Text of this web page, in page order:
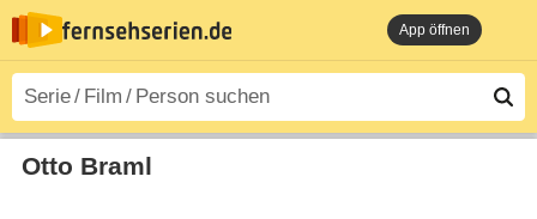
App öffnen
Otto Braml